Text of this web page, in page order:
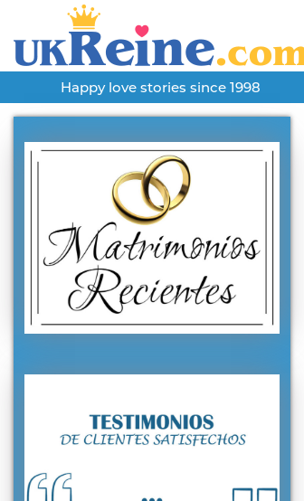
Happy love stories since 1998